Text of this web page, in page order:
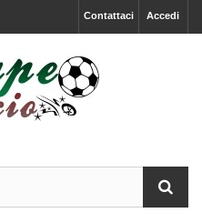
Accedi
Contattaci